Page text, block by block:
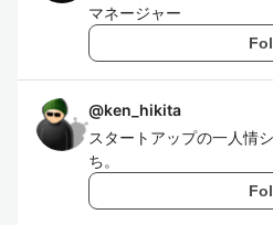
マネージャー
@ken_hikita
スタートアップの一人情
ち。